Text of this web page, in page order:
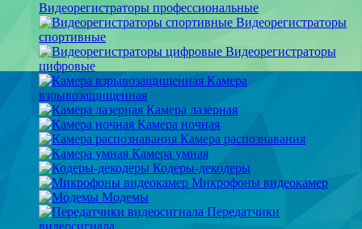
Видеорегистраторы профессиональные
Видеорегистраторы
спортивные
Видеорегистраторы
цифровые
Камера
взрывозащищенная
Камера лазерная
Камера ночная
Камера распознавания
Камера умная
Кодеры-декодеры
Микрофоны видеокамер
Модемы
Передатчики
видеосигнала